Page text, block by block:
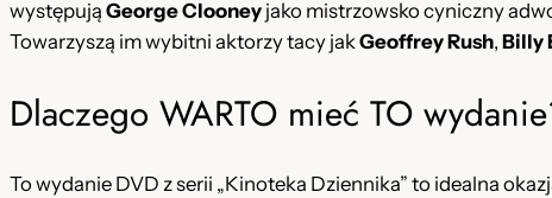
występują George Clooney jako mistrzowsko cyniczny
Towarzyszą im wybitni aktorzy tacy jakGeoffrey Rush, Billy
Dlaczego WARTO mieć TO
To wydanie DVD z serii „Kinoteka Dziennika” to idealna